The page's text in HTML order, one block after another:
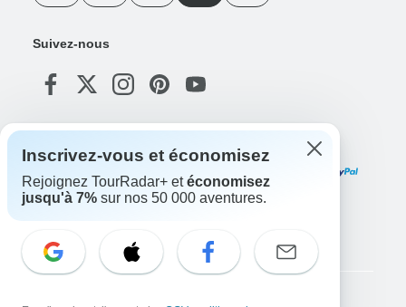
Suivez-nous
Inscrivez-vous et économisez
Rejoignez TourRadar+ etéconomisez
jusqu'à 7% sur nos 50 000 aventures.